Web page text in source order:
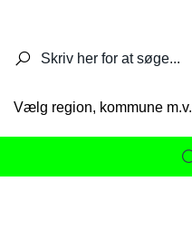
Vælg region, kommune m.v.